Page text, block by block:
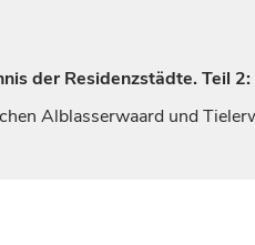
der Residenzstädte. Teil
Alblasserwaard und